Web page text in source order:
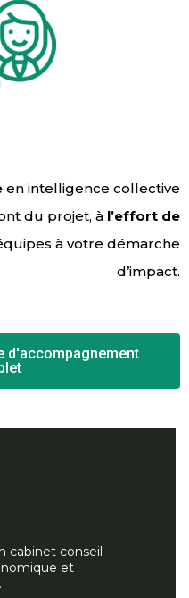
en intelligence collective
du projet, à l’effort de
à votre démarche
d’impact.
d'accompagnement
cabinet conseil
et